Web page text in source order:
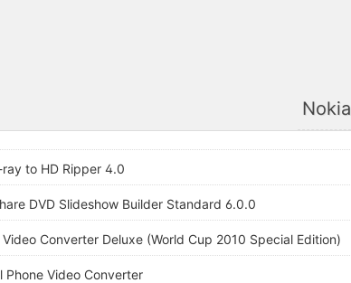
Nokia
to HD Ripper 4.0
DVD Slideshow Builder Standard 6.0.0
Video Converter Deluxe (World Cup 2010 Special Edition)
Phone Video Converter